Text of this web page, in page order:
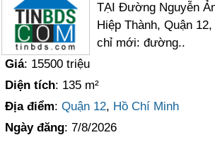
TẠI Đường Nguyễn
Hiệp Thành, Quận
chỉ mới: đường..
Giá: 15500 triệu
Diện tích: 135 m²
Địa điểm:Quận 12, Hồ Chí Minh
Ngày đăng: 7/8/2026